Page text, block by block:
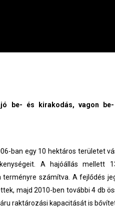
be- és kirakodás, vagon
ban egy 10 hektáros területet
A hajóállás mellett
számítva. A fejlődés
majd 2010-ben további 4 db
raktározási kapacitását is